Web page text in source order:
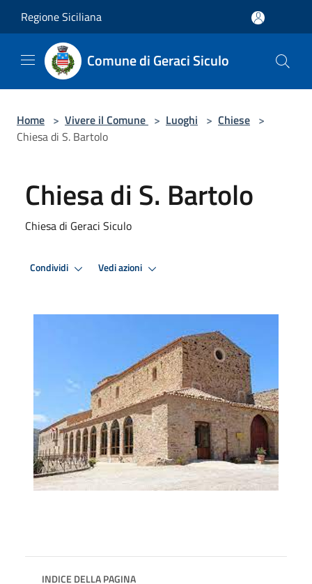
Regione Siciliana
Comune di Geraci Siculo
Home > Vivere il Comune > Luoghi > Chiese >
Chiesa di S. Bartolo
Chiesa di S. Bartolo
Chiesa di Geraci Siculo
Condividi Vedi azioni
INDICE DELLA PAGINA